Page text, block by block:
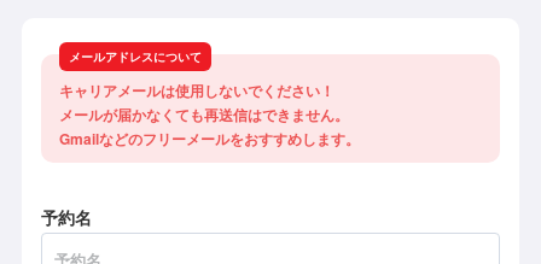
メールアドレスについて
キャリアメールは使用しないでください！
メールが届かなくても再送信はできません。
Gmailなどのフリーメールをおすすめします。
予約名